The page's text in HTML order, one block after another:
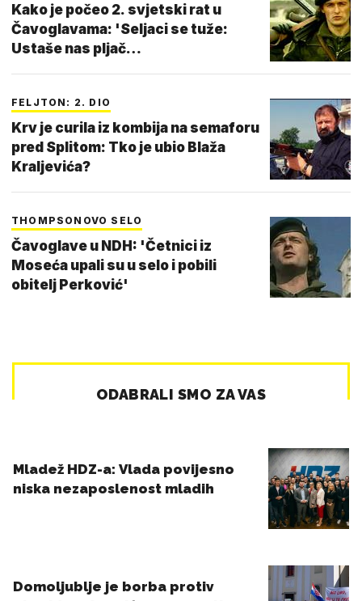
Kako je počeo 2. svjetski rat u
Čavoglavama: 'Seljaci se tuže:
Ustaše nas pljač…
FELJTON: 2. DIO
Krv je curila iz kombija na semaforu
pred Splitom: Tko je ubio Blaža
Kraljevića?
THOMPSONOVO SELO
Čavoglave u NDH: 'Četnici iz
Moseća upali su u selo i pobili
obitelj Perković'